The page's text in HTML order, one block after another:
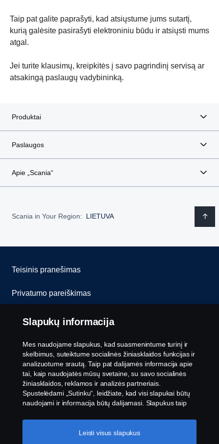
Taip pat galite paprašyti, kad atsiųstume jums sutartį,
kurią galėsite pasirašyti elektroniniu būdu ir atsiųsti mums
atgal.
Jei turite klausimų, kreipkitės į savo pagrindinį servisą ar
atsakingą paslaugų vadybininką.
Produktai
Paslaugos
Apie „Scania“
Scania in Your Region: LIETUVA
Teisinis pranešimas
Privatumo pareiškimas
Slapukai
Susisiekite su mumis
Pranešimų teikimas
Slapukų nustatymai
Slapukų informacija
Mes naudojame slapukus, kad suasmenintume turinį ir
skelbimus, suteiktume socialinės žiniasklaidos funkcijas ir
analizuotume srautą. Taip pat dalijamės informacija apie
tai, kaip naudojatės mūsų svetaine, su savo socialinės
žiniasklaidos, reklamos ir analizės partneriais.
Spustelėdami „Sutinku“, leidžiate, kad visi slapukai būtų
naudojami ir informacija būtų dalijamasi. Slapukus taip
pasirinkę norimas priimti kategorijas. Norėdami sužinoti
daugiau, kaip naudojame slapukus, apsilankykite mūsų
Leisti visus slapukus